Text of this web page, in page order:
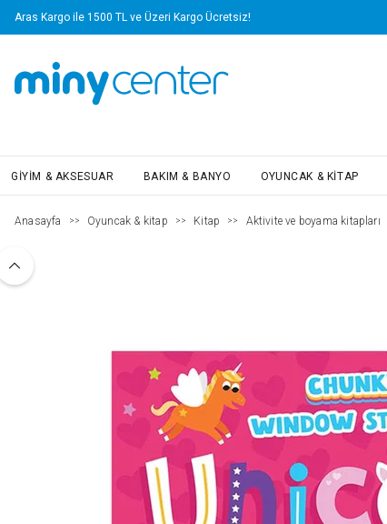
Aras Kargo ile 1500 TL ve Üzeri Kargo Ücretsiz!
GIYIM & AKSESUAR BAKIM & BANYO OYUNCAK & KITAP
Anasayfa >> Oyuncak & kitap >> Kitap >> Aktivite ve boyama kitapları